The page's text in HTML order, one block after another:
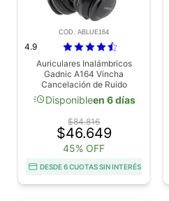
COD. ABLUE164
4.9
Auriculares Inalámbricos
Gadnic A164 Vincha
Cancelación de Ruido
acuteDisponibleen 6 días
$84.816
$46.649
45% OFF
DESDE 6 CUOTAS SIN INTERÉS